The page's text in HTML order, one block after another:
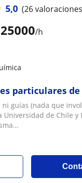
25000/h
5,0 (26
particulares
guías (nada que
Universidad de Chile y